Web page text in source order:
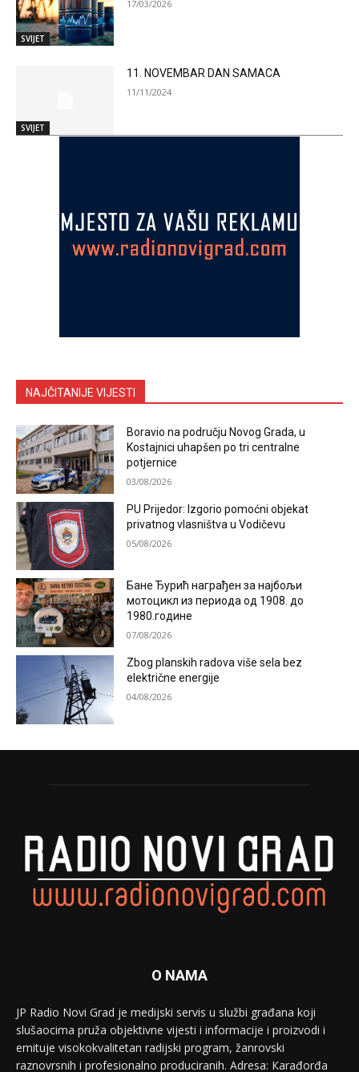
SVIJET
17/03/2026
SVIJET
11. NOVEMBAR DAN SAMACA
11/11/2024
NAJČITANIJE VIJESTI
Boravio na području Novog Grada, u
Kostajnici uhapšen po tri centralne
potjernice
03/08/2026
PU Prijedor: Izgorio pomoćni objekat
privatnog vlasništva u Vodičevu
05/08/2026
Бане Ђурић награђен за најбољи
мотоцикл из периода од 1908. до
1980.године
07/08/2026
Zbog planskih radova više sela bez
električne energije
04/08/2026
O NAMA
JP Radio Novi Grad je medijski servis u službi građana koji
slušaocima pruža objektivne vijesti i informacije i proizvodi i
emituje visokokvalitetan radijski program, žanrovski
raznovrsnih i profesionalno produciranih. Adresa: Кarađorđa